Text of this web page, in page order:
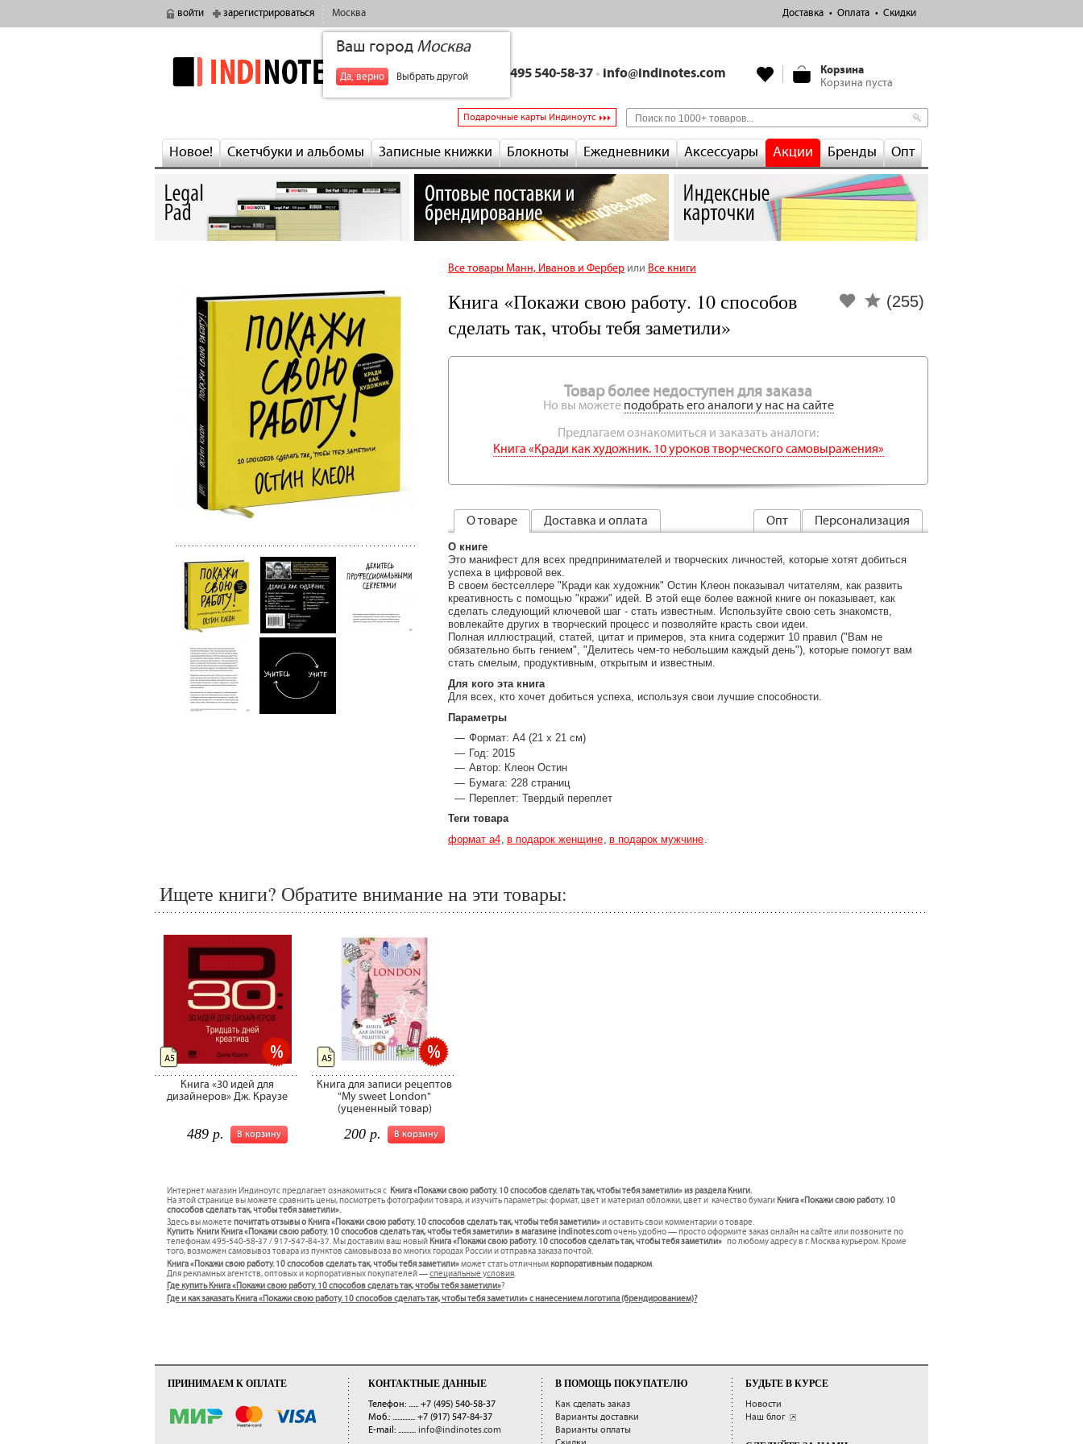
войти зарегистрироваться Москва
Ваш город Москва
Да, верно Выбрать другой
Доставка Оплата Скидки
indinotes
Корзина
Корзина пуста
+7 495 540-58-37 • info@indinotes.com
Подарочные карты Индиноутс
Новое! Скетчбуки и альбомы Записные книжки Блокноты Ежедневники Аксессуары Акции Бренды Опт
Все товары Манн, Иванов и Фербер или Все книги
(255)
Книга «Покажи свою работу. 10 способов
сделать так, чтобы тебя заметили»
Товар более недоступен для заказа
Но вы можете подобрать его аналоги у нас на сайте
Предлагаем ознакомиться и заказать аналоги:
Книга «Кради как художник. 10 уроков творческого самовыражения»
О товаре Доставка и оплата Персонализация
Опт
О книге
Это манифест для всех предпринимателей и творческих личностей, которые хотят добиться
успеха в цифровой век.
В своем бестселлере "Кради как художник" Остин Клеон показывал читателям, как развить
креативность с помощью "кражи" идей. В этой еще более важной книге он показывает, как
сделать следующий ключевой шаг - стать известным. Используйте свою сеть знакомств,
вовлекайте других в творческий процесс и позволяйте красть свои идеи.
Полная иллюстраций, статей, цитат и примеров, эта книга содержит 10 правил ("Вам не
обязательно быть гением", "Делитесь чем-то небольшим каждый день"), которые помогут вам
стать смелым, продуктивным, открытым и известным.
Для кого эта книга
Для всех, кто хочет добиться успеха, используя свои лучшие способности.
Параметры
Формат: A4 (21 x 21 см)
Год: 2015
Автор: Клеон Остин
Бумага: 228 страниц
Переплет: Твердый переплет
Теги товара
формат а4 в подарок женщине в подарок мужчине
Ищете книги? Обратите внимание на эти товары:
Книга «30 идей для
дизайнеров» Дж. Краузе
В корзину
489 р.
А5
Книга для записи рецептов
"My sweet London"
(уцененный товар)
В корзину
200 р.
А5
Интернет магазин Индиноутс предлагает ознакомиться с Книга «Покажи свою работу. 10 способов сделать так, чтобы тебя заметили» из раздела Книги.
На этой странице вы можете сравнить цены, посмотреть фотографии товара, и изучить параметры: формат, цвет и материал обложки, цвет и качество бумаги Книга «Покажи свою работу. 10
способов сделать так, чтобы тебя заметили».
Здесь вы можете почитать отзывы о Книга «Покажи свою работу. 10 способов сделать так, чтобы тебя заметили»и оставить свои комментарии о товаре.
Купить Книги Книга «Покажи свою работу. 10 способов сделать так, чтобы тебя заметили» в магазине indinotes.comочень удобно — просто оформите заказ онлайн на сайте или позвоните по
телефонам 495-540-58-37 / 917-547-84-37. Мы доставим ваш новыйКнига «Покажи свою работу. 10 способов сделать так, чтобы тебя заметили» по любому адресу в г. Москва курьером. Кроме
того, возможен самовывоз товара из пунктов самовывоза во многих городах России и отправка заказа почтой.
Книга «Покажи свою работу. 10 способов сделать так, чтобы тебя заметили»может стать отличнымкорпоративным подарком.
Для рекламных агентств, оптовых и корпоративных покупателей —специальные условия.
Где купить Книга «Покажи свою работу. 10 способов сделать так, чтобы тебя заметили»?
Где и как заказать Книга «Покажи свою работу. 10 способов сделать так, чтобы тебя заметили» с нанесением логотипа (брендированием)?
ПРИНИМАЕМ К ОПЛАТЕ КОНТАКТНЫЕ ДАННЫЕ
Телефон: ...... +7 (495) 540-58-37
Моб.: .............. +7 (917) 547-84-37
E-mail: ........... info@indinotes.com
В ПОМОЩЬ ПОКУПАТЕЛЮ
Как сделать заказ
Варианты доставки
Варианты оплаты
БУДЬТЕ В КУРСЕ
Новости
Наш блог